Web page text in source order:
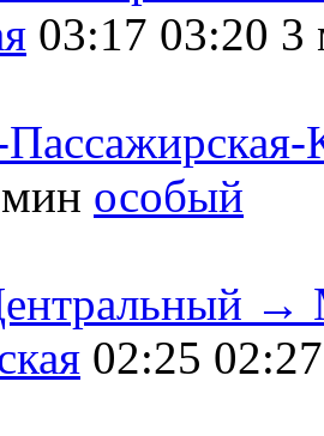
03:17 03:20 3
особый
→
02:25 02:27